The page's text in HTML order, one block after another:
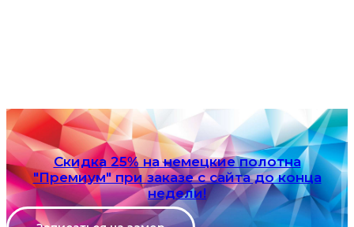
Скидка 25% на немецкие полотна
"Премиум" при заказе с сайта до конца
недели!